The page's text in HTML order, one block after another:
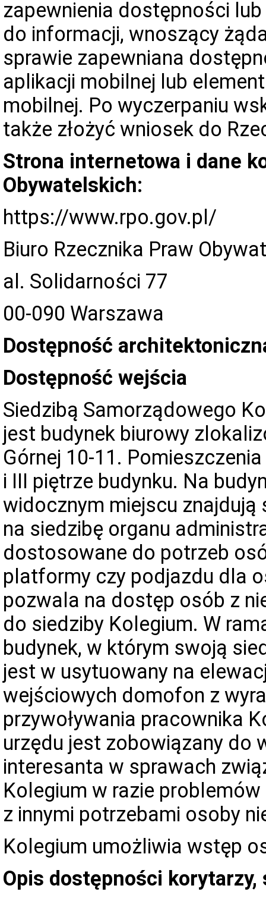
zapewnienia dostępności
do informacji, wnoszący
sprawie zapewniana
aplikacji mobilnej lub
mobilnej. Po wyczerpaniu
także złożyć wniosek do
Strona internetowa i dane
Obywatelskich:
https://www.rpo.gov.pl/
Biuro Rzecznika Praw
al. Solidarności 77
00-090 Warszawa
Dostępność
Dostępność wejścia
Siedzibą Samorządowego
jest budynek biurowy
Górnej 10-11.
i III piętrze budynku. Na
widocznym miejscu
na siedzibę organu
dostosowane do potrzeb
platformy czy podjazdu dla
pozwala na dostęp osób z
do siedziby Kolegium. W
budynek, w którym swoją
jest w usytuowany na
wejściowych domofon z
przywoływania pracownika
urzędu jest zobowiązany do
interesanta w sprawach
Kolegium w razie
z innymi potrzebami osoby
Kolegium umożliwia wstęp
Opis dostępności korytarzy,